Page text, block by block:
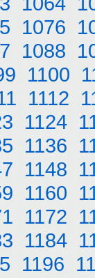
1076
1088
1100
1112
1124
1136
1148
1160
1172
1184
1196